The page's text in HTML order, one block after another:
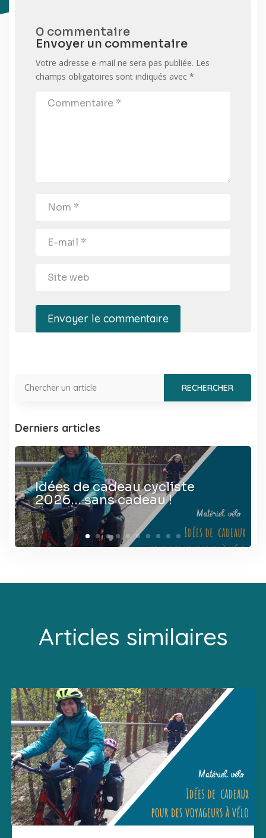
0 commentaire
Envoyer un commentaire
Votre adresse e-mail ne sera pas publiée. Les
champs obligatoires sont indiqués avec *
Envoyer le commentaire
Derniers articles
Idées de cadeau cycliste
2026… sans cadeau !
Articles similaires